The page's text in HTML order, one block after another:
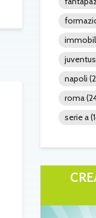
juventus
napoli
roma
serie a